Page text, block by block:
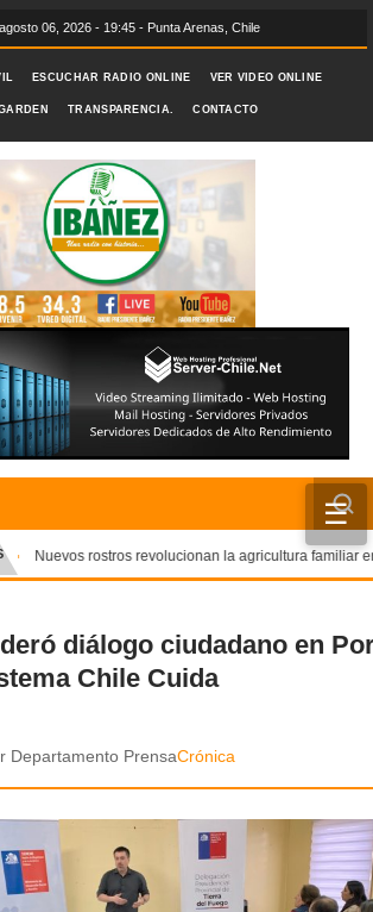
06, 2026 - 19:45 - Punta Arenas, Chile
ESCUCHAR RADIO ONLINE VER VIDEO ONLINE
TRANSPARENCIA. CONTACTO
☰
✕
Nuevos rostros revolucionan la agricultura familiar
diálogo ciudadano en
Chile Cuida
Departamento PrensaCrónica